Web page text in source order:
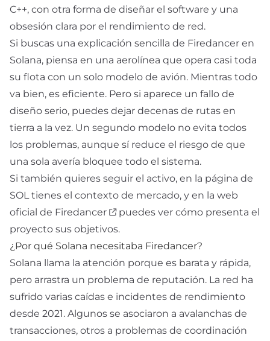
C++, con otra forma de diseñar el software y una
obsesión clara por el rendimiento de red.
Si buscas una explicación sencilla de Firedancer en
Solana, piensa en una aerolínea que opera casi toda
su flota con un solo modelo de avión. Mientras todo
va bien, es eficiente. Pero si aparece un fallo de
diseño serio, puedes dejar decenas de rutas en
tierra a la vez. Un segundo modelo no evita todos
los problemas, aunque sí reduce el riesgo de que
una sola avería bloquee todo el sistema.
Si también quieres seguir el activo, en la página de
SOL tienes el contexto de mercado, y en la web
oficial de Firedancer
puedes ver cómo presenta el
proyecto sus objetivos.
¿Por qué Solana necesitaba Firedancer?
Solana llama la atención porque es barata y rápida,
pero arrastra un problema de reputación. La red ha
sufrido varias caídas e incidentes de rendimiento
desde 2021. Algunos se asociaron a avalanchas de
transacciones, otros a problemas de coordinación